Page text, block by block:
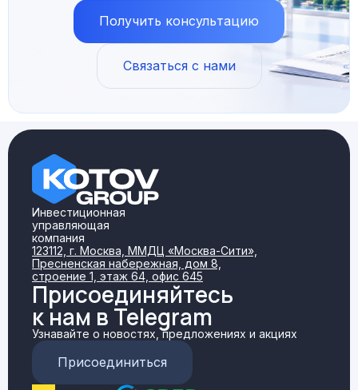
Получить консультацию
Связаться с нами
Инвестиционная
управляющая
компания
123112, г. Москва, ММДЦ «Москва-Сити»,
Пресненская набережная, дом 8,
строение 1, этаж 64, офис 645
Присоединяйтесь
к нам в Telegram
Узнавайте о новостях, предложениях и акциях
Присоединиться